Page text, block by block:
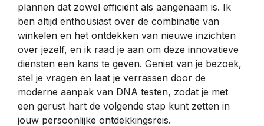
plannen dat zowel efficiënt als aangenaam is. Ik
ben altijd enthousiast over de combinatie van
winkelen en het ontdekken van nieuwe inzichten
over jezelf, en ik raad je aan om deze innovatieve
diensten een kans te geven. Geniet van je bezoek,
stel je vragen en laat je verrassen door de
moderne aanpak van DNA testen, zodat je met
een gerust hart de volgende stap kunt zetten in
jouw persoonlijke ontdekkingsreis.